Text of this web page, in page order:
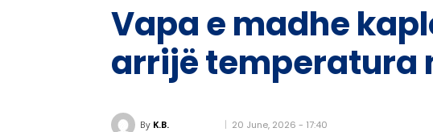
Vapa e madhe
arrijë temperatura
By K.B. 20 June, 2026 - 17:40